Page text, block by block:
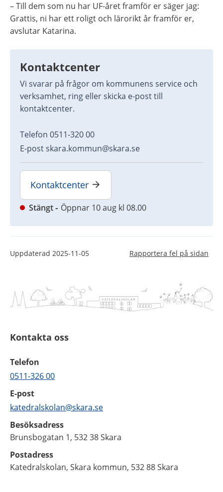
– Till dem som nu har UF-året framför er säger jag:
Grattis, ni har ett roligt och lärorikt år framför er,
avslutar Katarina.
Kontaktcenter
Vi svarar på frågor om kommunens service och
verksamhet, ring eller skicka e-post till
kontaktcenter.
Telefon 0511-320 00
E-post skara.kommun@skara.se
Kontaktcenter
Stängt Öppnar 10 aug kl 08.00
Uppdaterad 2025-11-05 Rapportera fel på sidan
Kontakta oss
Telefon
0511-326 00
E-post
katedralskolan@skara.se
Besöksadress
Brunsbogatan 1, 532 38 Skara
Postadress
Katedralskolan, Skara kommun, 532 88 Skara